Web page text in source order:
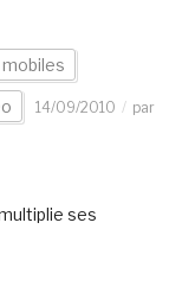
14/09/2010
par
ses